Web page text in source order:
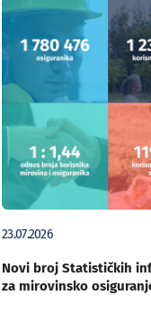
23.07.2026
Novi broj Statističkih
za mirovinsko